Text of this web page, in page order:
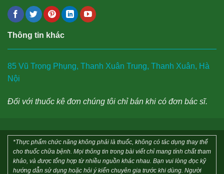
Thông tin khác
85 Vũ Trọng Phụng, Thanh Xuân Trung, Thanh Xuân, Hà
Nội
Đối với thuốc kê đơn chúng tôi chỉ bán khi có đơn bác sĩ.
*Thực phẩm chức năng không phải là thuốc, không có tác dụng thay thế
cho thuốc chữa bệnh. Mọi thông tin trong bài viết chỉ mang tính chất tham
khảo, và được tổng hợp từ nhiều nguồn khác nhau. Bạn vui lòng đọc kỹ
hướng dẫn sử dụng hoặc hỏi ý kiến chuyên gia trước khi dùng. Người